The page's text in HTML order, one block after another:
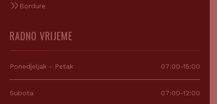
Bordure
RADNO VRIJEME
Ponedjeljak - Petak 07:00-15:00
Subota 07:00-12:00